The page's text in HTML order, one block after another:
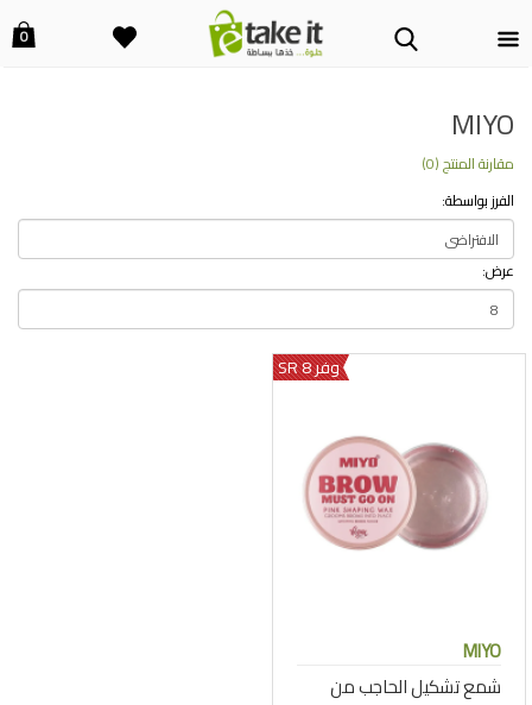
0
MIYO
مقارنة المنتج (0)
الفرز بواسطة:
عرض:
وفر 8 SR
MIYO
شمع تشكيل الحاجب من